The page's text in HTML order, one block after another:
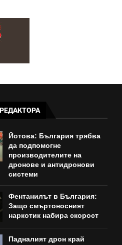
Йотова: България трябва
да подпомогне
производителите на
дронове и антидронови
системи
Фентанилът в България:
Защо смъртоносният
наркотик набира скорост
Падналият дрон край